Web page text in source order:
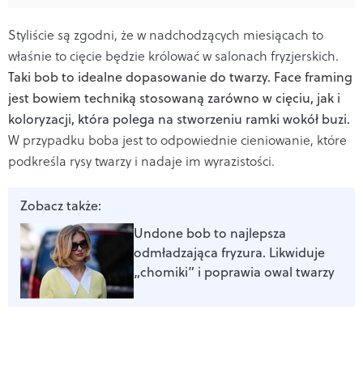
Styliście są zgodni, że w nadchodzących miesiącach to
właśnie to cięcie będzie królować w salonach fryzjerskich.
Taki bob to idealne dopasowanie do twarzy. Face framing
jest bowiem techniką stosowaną zarówno w cięciu, jak i
koloryzacji, która polega na stworzeniu ramki wokół buzi.
W przypadku boba jest to odpowiednie cieniowanie, które
podkreśla rysy twarzy i nadaje im wyrazistości.
Zobacz także:
Undone bob to najlepsza
odmładzająca fryzura. Likwiduje
„chomiki” i poprawia owal twarzy